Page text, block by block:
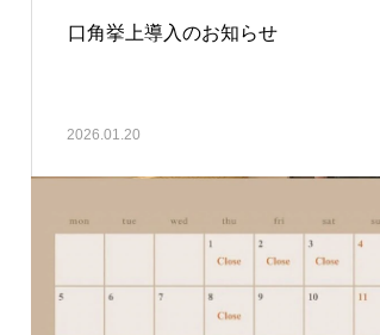
口角挙上導入のお知らせ
2026.01.20